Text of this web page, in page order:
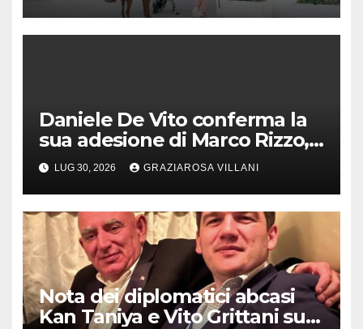
Daniele De Vito conferma la
sua adesione di Marco Rizzo,
nel rispetto delle decisioni
del 1° Congress
LUG 30, 2026 GRAZIAROSA VILLANI
Nota dei diplomatici abcasi
Kan Taniya e Vito Grittani su